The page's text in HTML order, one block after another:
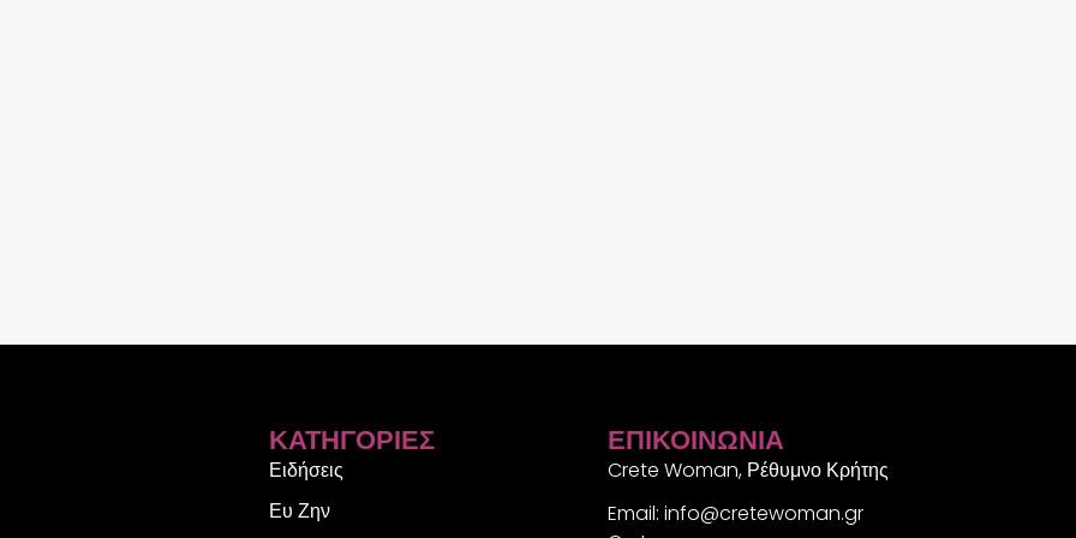
ΚΑΤΗΓΟΡΊΕΣ
Ειδήσεις
Ευ Ζην
ΕΠΙΚΟΙΝΩΝΊΑ
Crete Woman, Ρέθυμνο Κρήτης
Email: info@cretewoman.gr